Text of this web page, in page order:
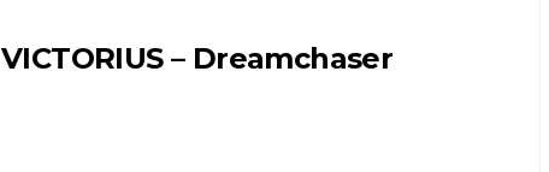
VICTORIUS – Dreamchaser